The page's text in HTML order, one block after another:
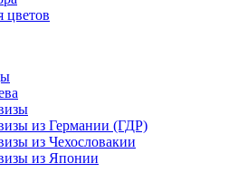
цветов
из Германии (ГДР)
из Чехословакии
из Японии